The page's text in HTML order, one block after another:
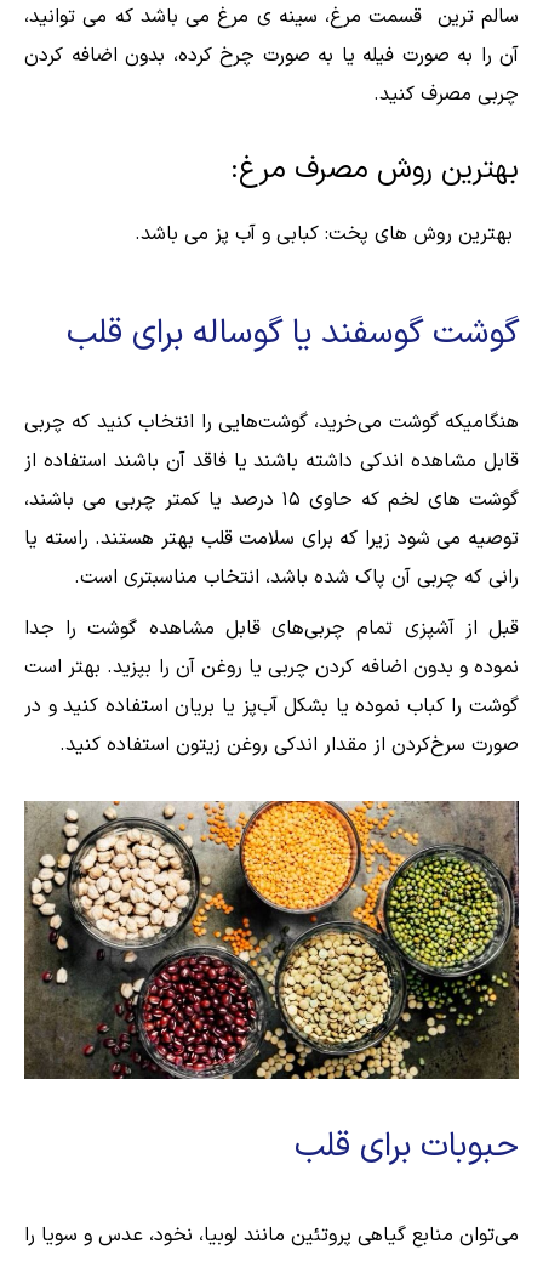
سالم ترین قسمت مرغ، سینه ی مرغ می باشد که می توانید،
آن را به صورت فیله یا به صورت چرخ کرده، بدون اضافه کردن
چربی مصرف کنید.
بهترین روش مصرف مرغ:
بهترین روش های پخت: کبابی و آب پز می باشد.
گوشت گوسفند یا گوساله برای قلب
هنگامیکه گوشت می‌خرید، گوشت‌هایی را انتخاب کنید که چربی
قابل مشاهده اندکی داشته باشند یا فاقد آن باشند استفاده از
گوشت های لخم که حاوی ۱۵ درصد یا کمتر چربی می باشند،
توصیه می شود زیرا که برای سلامت قلب بهتر هستند. راسته یا
رانی که چربی آن پاک شده باشد، انتخاب‌ مناسبتری است.
قبل از آشپزی تمام چربی‌های قابل مشاهده گوشت را جدا
نموده و بدون اضافه کردن چربی یا روغن آن ‌را بپزید. بهتر است
گوشت را کباب نموده یا بشکل آب‌پز یا بریان استفاده کنید و در
صورت سرخ‌کردن از مقدار اندکی روغن زیتون استفاده کنید.
حبوبات برای قلب
می‌توان منابع گیاهی پروتئین مانند لوبیا، نخود، عدس و سویا را